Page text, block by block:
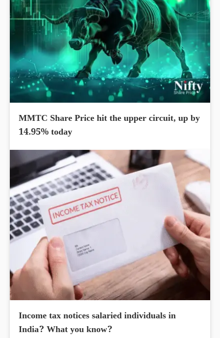
MMTC Share Price hit the upper circuit, up by
14.95% today
Income tax notices salaried individuals in
India? What you know?